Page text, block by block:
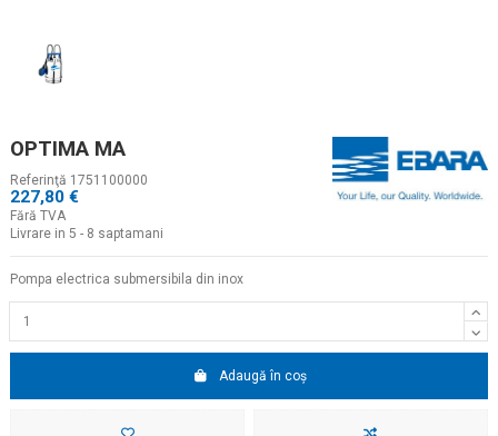
OPTIMA MA
Referinţă 1751100000
227,80 €
Fără TVA
Livrare in 5 - 8 saptamani
Pompa electrica submersibila din inox
Adaugă în coș